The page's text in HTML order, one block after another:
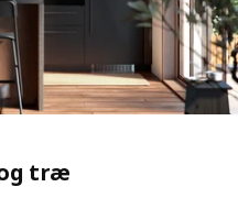
træ